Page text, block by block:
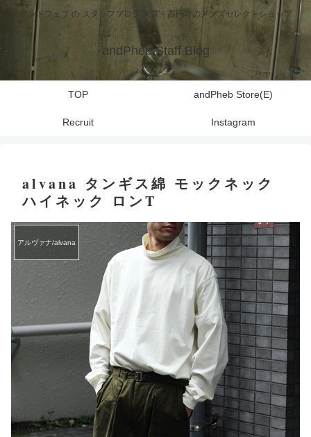
アンドフェブ の スタッフブログ 東京・高円寺のメンズセレクトショップ
andPheb Staff Blog
TOP andPheb Store(E)
Recruit Instagram
alvana タンギス綿 モックネック
ハイネック ロンT
アルヴァナ/alvana